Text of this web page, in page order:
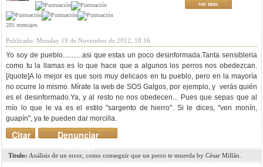
281 mensajes
ver mas
Publicado: Monday 19 de November de 2012, 18:16
Yo soy de pueblo...........asi que estas un poco desinformada.Tanta sensibleria
como tu la llamas es lo que hace que a algunos los perros nos obedezcan.
[/quote]A lo mejor es que sois muy delicaos en tu pueblo, pero en la mayoría
no ocurre lo mismo. Mírate la web de SOS Galgos, por ejemplo, y verás quién
es el desinformado.Ya, y al resto no nos obedecen... Pues que sepas que al
mío lo que le va es el estilo "sargento de hierro". Si le dices, "ven monín,
guapín", ya te pueden dar morcilla.
Denunciar
mensaje
Citar
Titulo: Análisis de un error, como conseguir que un perro te muerda by César Millán.